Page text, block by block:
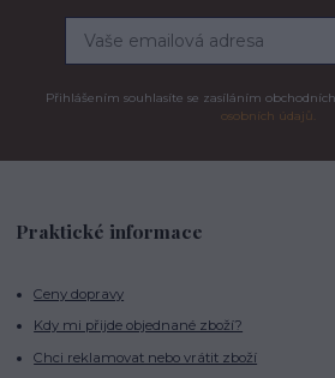
Přihlášením souhlasíte se zasíláním
osobních údajů.
Praktické informace
Ceny dopravy
Kdy mi přijde objednané zboží?
Chci reklamovat nebo vrátit zboží